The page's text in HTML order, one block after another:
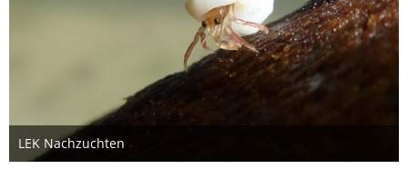
LEK Nachzuchten
26. Oktober 2012